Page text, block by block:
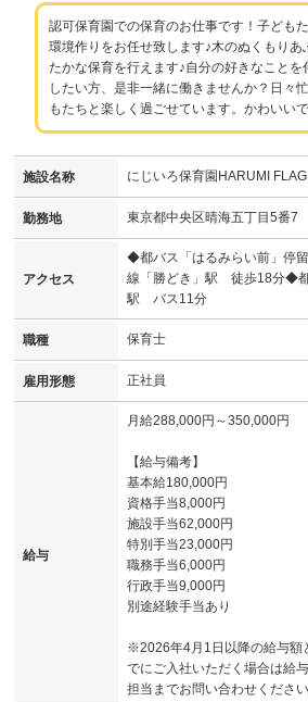
認可保育園での保育のお仕事です！子ども
環境作りをお任せ致します♪木のぬくもりあ
たかな保育を行えます♪自分の好きなことを
したい方、是非一緒に働きませんか？日々
もたちと楽しく過ごせています。かわいいで
施設名称 にじいろ保育園HARUMI FLAG
勤務地 東京都中央区晴海五丁目5番7
アクセス
◆都バス「はるみらい前」停
線「勝どき」駅 徒歩18分◆都
駅 バス11分
職種 保育士
雇用形態 正社員
給与
月給288,000円～350,000円
【給与備考】
基本給180,000円
資格手当8,000円
施設手当62,000円
特別手当23,000円
職務手当6,000円
行政手当9,000円
別途経験手当あり
※2026年4月1日以降の給与額
でにご入社いただく場合は給
担当までお問い合わせください